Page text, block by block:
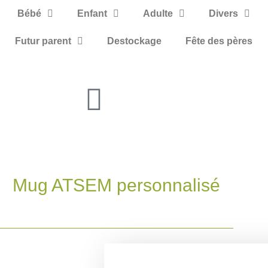
Bébé Enfant Adulte Divers
Futur parent Destockage Fête des pères
Mug ATSEM personnalisé